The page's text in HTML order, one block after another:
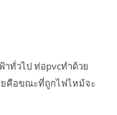
าทั่วไป ท่อpvcทำด้วย
คือขณะที่ถูกไฟไหม้จะ